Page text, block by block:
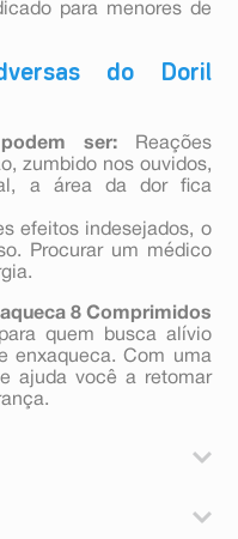
para menores de
do Doril
ser:Reações
zumbido nos ouvidos,
a área da dor fica
efeitos indesejados, o
Procurar um médico
8 Comprimidos
quem busca alívio
enxaqueca. Com uma
ajuda você a retomar
dor de cabeça, dores